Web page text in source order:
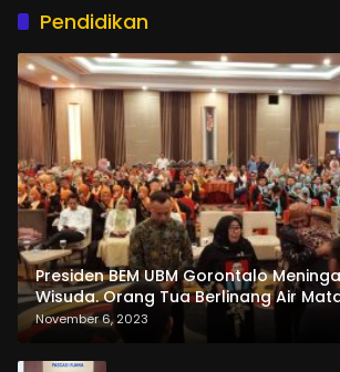
Pendidikan
Presiden BEM UBM Gorontalo
Wisuda. Orang Tua Berlinang Air
dan Pemasangan Salempang
November 6, 2023